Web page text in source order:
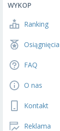
WYKOP
Ranking
Osiągnięcia
FAQ
O nas
Kontakt
Reklama